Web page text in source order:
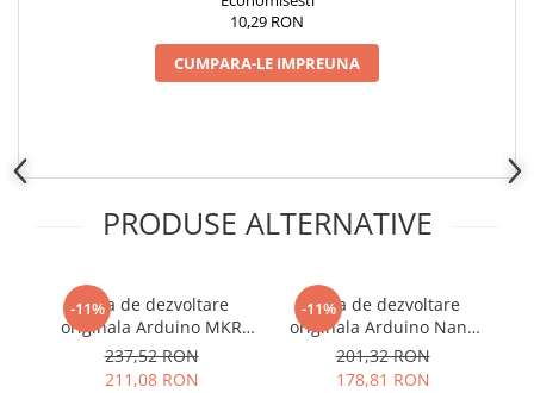
Module Electronice
Senzori Electronici
Gadgets
Acumulatori si Baterii
Baterii
Distributie Comutatie si Protectie
Contoare si Relee Electrice
10,29 RON
CUMPARA-LE IMPREUNA
PRODUSE ALTERNATIVE
-11%
Placa de dezvoltare
originala Arduino MKR
WIFI 1010
237,52 RON
211,08 RON
-11%
Placa de dezvoltare
originala Arduino Nano
RP2040 Connect, cu pini
201,32 RON
178,81 RON